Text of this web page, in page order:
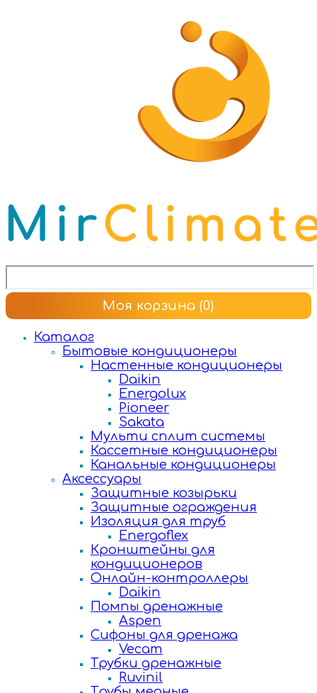
Моя корзина (0)
Каталог
Бытовые кондиционеры
Настенные кондиционеры
Daikin
Energolux
Pioneer
Sakata
Мульти сплит системы
Кассетные кондиционеры
Канальные кондиционеры
Аксессуары
Защитные козырьки
Защитные ограждения
Изоляция для труб
Energoflex
Кронштейны для
кондиционеров
Онлайн-контроллеры
Daikin
Помпы дренажные
Aspen
Сифоны для дренажа
Vecam
Трубки дренажные
Ruvinil